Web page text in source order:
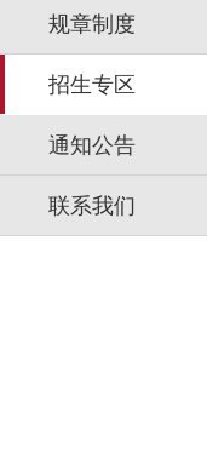
规章制度
招生专区
通知公告
联系我们